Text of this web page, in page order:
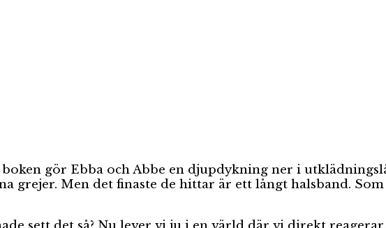
gör Ebba och Abbe en djupdykning ner i
grejer. Men det finaste de hittar är ett långt halsband.